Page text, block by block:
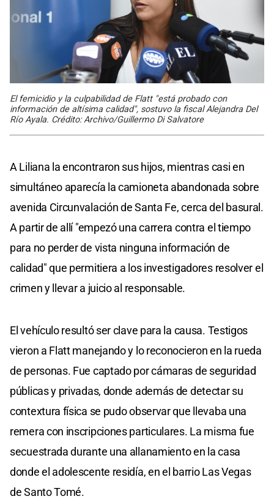
El femicidio y la culpabilidad de Flatt "está probado con
información de altísima calidad", sostuvo la fiscal Alejandra Del
Río Ayala. Crédito: Archivo/Guillermo Di Salvatore
A Liliana la encontraron sus hijos, mientras casi en
simultáneo aparecía la camioneta abandonada sobre
avenida Circunvalación de Santa Fe, cerca del basural.
A partir de allí "empezó una carrera contra el tiempo
para no perder de vista ninguna información de
calidad" que permitiera a los investigadores resolver el
crimen y llevar a juicio al responsable.
El vehículo resultó ser clave para la causa. Testigos
vieron a Flatt manejando y lo reconocieron en la rueda
de personas. Fue captado por cámaras de seguridad
públicas y privadas, donde además de detectar su
contextura física se pudo observar que llevaba una
remera con inscripciones particulares. La misma fue
secuestrada durante una allanamiento en la casa
donde el adolescente residía, en el barrio Las Vegas
de Santo Tomé.